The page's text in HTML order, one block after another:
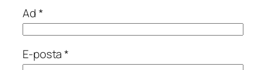
Ad*
E-posta*